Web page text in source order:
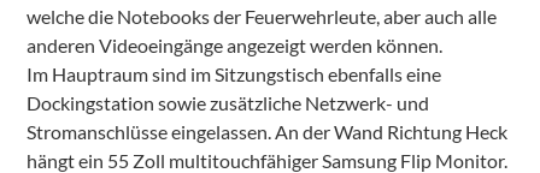
welche die Notebooks der Feuerwehrleute, aber auch alle
anderen Videoeingänge angezeigt werden können.
Im Hauptraum sind im Sitzungstisch ebenfalls eine
Dockingstation sowie zusätzliche Netzwerk- und
Stromanschlüsse eingelassen. An der Wand Richtung Heck
hängt ein 55 Zoll multitouchfähiger Samsung Flip Monitor.